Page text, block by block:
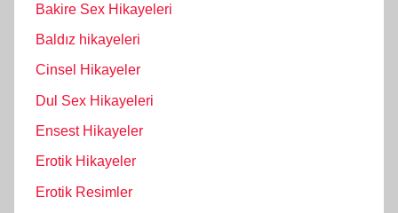
Bakire Sex Hikayeleri
Baldız hikayeleri
Cinsel Hikayeler
Dul Sex Hikayeleri
Ensest Hikayeler
Erotik Hikayeler
Erotik Resimler